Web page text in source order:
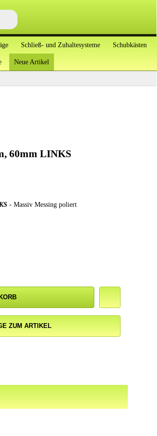
Schließ- und Zuhaltesysteme Schubkästen
Neue Artikel
60mm LINKS
- Massiv Messing poliert
ZUM ARTIKEL